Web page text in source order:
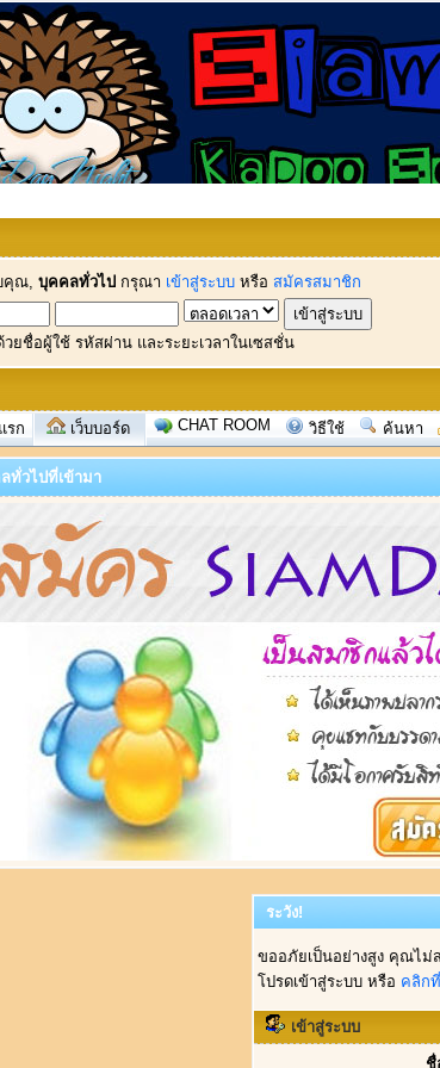
คุณ, บุคคลทั่วไป กรุณา เข้าสู่ระบบ หรือ สมัครสมาชิก
วยชื่อผู้ใช้ รหัสผ่าน และระยะเวลาในเซสชั่น
รก เว็บบอร์ด CHAT ROOM วิธีใช้ ค้นหา
ทั่วไปที่เข้ามา
ระวัง!
ขออภัยเป็นอย่างสูง คุณไม่
โปรดเข้าสู่ระบบ หรือ คลิก
เข้าสู่ระบบ
ชื่